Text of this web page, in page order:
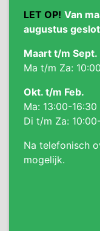
LET OP! Van
augustus
Maart t/m Sept.
Ma t/m Za:
Okt. t/m Feb.
Ma: 13:00-16:30
Di t/m Za:
Na telefonisch
mogelijk.